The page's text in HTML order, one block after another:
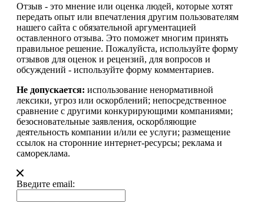
Отзыв - это мнение или оценка людей, которые хотят
передать опыт или впечатления другим пользователям
нашего сайта с обязательной аргументацией
оставленного отзыва. Это поможет многим принять
правильное решение. Пожалуйста, используйте форму
отзывов для оценок и рецензий, для вопросов и
обсуждений - используйте форму комментариев.
Не допускается: использование ненормативной
лексики, угроз или оскорблений; непосредственное
сравнение с другими конкурирующими компаниями;
безосновательные заявления, оскорбляющие
деятельность компании и/или ее услуги; размещение
ссылок на сторонние интернет-ресурсы; реклама и
самореклама.
Введите email: